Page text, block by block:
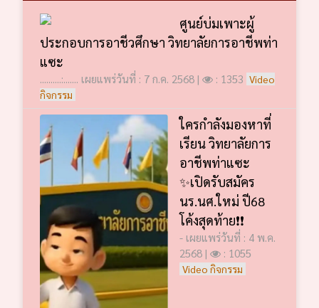
ศูนย์บ่มเพาะผู้
ประกอบการอาชีวศึกษา วิทยาลัยการอาชีพท่า
แซะ
..........:....... เผยแพร่วันที่ : 7 ก.ค. 2568 | : 1353 Video
กิจกรรม
ใครกำลังมองหาที่
เรียน วิทยาลัยการ
อาชีพท่าแซะ
✨เปิดรับสมัคร
นร.นศ.ใหม่ ปี68
โค้งสุดท้าย❗️❗️
- เผยแพร่วันที่ : 4 พ.ค.
2568 |
: 1055
Video กิจกรรม